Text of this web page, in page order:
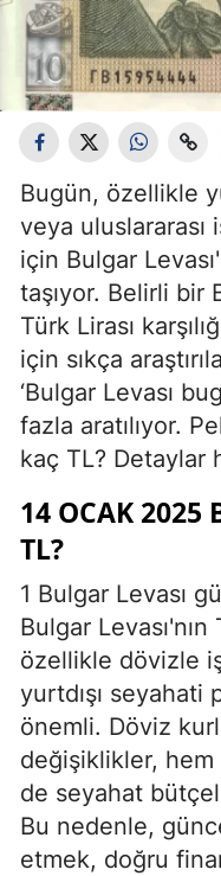
Bugün, özellikle
veya
için Bulgar
taşıyor. Belirli bir
Türk Lirası
için sıkça
‘Bulgar Levası
fazla aratılıyor.
kaç TL? Detaylar
14 OCAK 2025
TL?
1 Bulgar Levası
Bulgar
özellikle dövizle
yurtdışı seyahati
önemli. Döviz
değişiklikler, hem
de seyahat
Bu nedenle,
etmek, doğru